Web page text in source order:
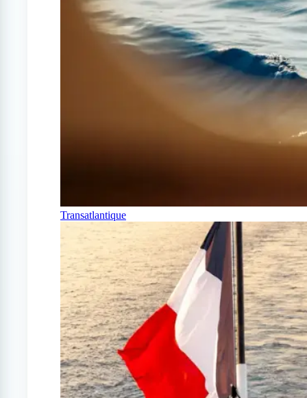
Transatlantique